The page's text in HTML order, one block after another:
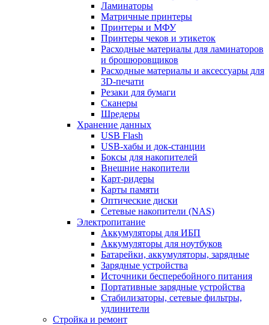
Ламинаторы
Матричные принтеры
Принтеры и МФУ
Принтеры чеков и этикеток
Расходные материалы для ламинаторов
и брошюровщиков
Расходные материалы и аксессуары для
3D-печати
Резаки для бумаги
Сканеры
Шредеры
Хранение данных
USB Flash
USB-хабы и док-станции
Боксы для накопителей
Внешние накопители
Карт-ридеры
Карты памяти
Оптические диски
Сетевые накопители (NAS)
Электропитание
Аккумуляторы для ИБП
Аккумуляторы для ноутбуков
Батарейки, аккумуляторы, зарядные
Зарядные устройства
Источники бесперебойного питания
Портативные зарядные устройства
Стабилизаторы, сетевые фильтры,
удлинители
Стройка и ремонт